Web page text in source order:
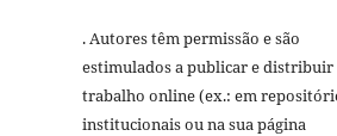
. Autores têm permissão e são
estimulados a publicar e distribuir
trabalho online (ex.: em
institucionais ou na sua página